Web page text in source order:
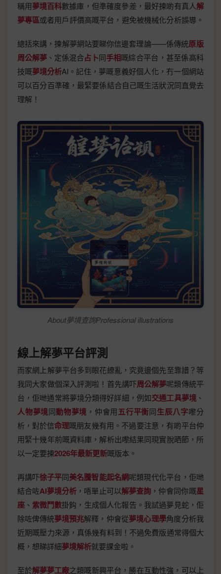
稱用夢境百科數據庫，但準確度參差，最好揀啲有真人解
夢專區或者用戶評價高嘅平台，避免被機械化分析誤導。
總括來講，揀解夢網站要睇你信邊套理論——係傳統原版
周公解夢 、定係混合占卜同手相嘅綜合平台，甚至係高科
技嘅夢境分析AI。記住，夢嘅意義好個人化，冇一個網站
可以百分百準確，最緊要係結合自己嘅生活狀況同直覺去
理解！
About夢境查詢Professional illustrations
線上解夢平台評測
而家網上解夢平台多到眼花繚亂，究竟邊個先至靠譜？等
我同大家做個深入評測啦！首先講吓周公解夢呢類傳統平
台，佢哋通常將夢境分類得好詳細，例如交通工具夢境 、
人物夢境同動物夢境 ，仲會用五行平衡同生辰八字嚟分
析，對於信命理嘅朋友幾有用。不過要注意，有啲平台仲
用緊十幾年前嘅資料庫，解析出嚟結果同現實脫晒節，所
以一定要揀2026年最新更新嘅版本。
再講吓徐子平同美名騰智能起名網呢類現代化平台，佢哋
結合咗AI夢境分析 ，唔單止可以解夢查詢 ，仲會同你嘅星
座 、 紫微鬥數掛鈎，生成個人化報告。我試過夢見蛇，佢
除咗俾傳統夢境預兆解釋，仲會從夢境心理學角度分析我
近期嘅壓力來源，真係幾有料到！不過免費版通常得個大
概，想睇詳細夢境解析就要課金啦。
至於解夢夢工廠之類嘅新興平台，勝在互動性強，可以上